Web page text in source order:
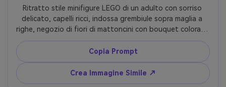
Ritratto stile minifigure LEGO di un adulto con sorriso
delicato, capelli ricci, indossa grembiule sopra maglia a
righe, negozio di fiori di mattoncini con bouquet colorati,
luce da finestra, riflessi pastello, inquadratura ravvicinata
con mani che tengono fiori, riflessi plastici realistici,
ombre pulite, identità mantenuta, atmosfera accogliente
e calda, obiettivo 85mm, profondità di campo ridotta --
ar 4:5
Copia Prompt
Crea Immagine Simile ↗